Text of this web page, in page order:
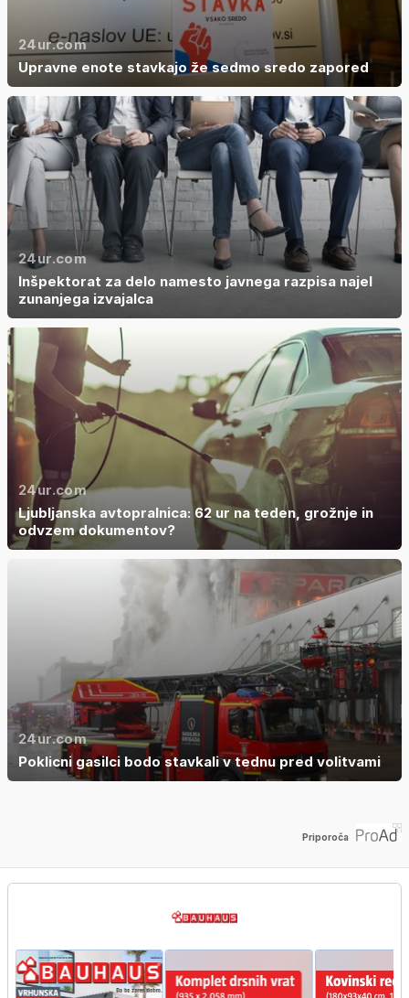
24ur.com
Upravne enote stavkajo že sedmo sredo zapored
24ur.com
Inšpektorat za delo namesto javnega razpisa najel
zunanjega izvajalca
24ur.com
Ljubljanska avtopralnica: 62 ur na teden, grožnje in
odvzem dokumentov?
24ur.com
Poklicni gasilci bodo stavkali v tednu pred volitvami
Priporoča